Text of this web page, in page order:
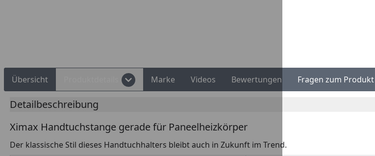
Übersicht Marke Videos Bewertungen Fragen zum Produkt
Detailbeschreibung
Ximax Handtuchstange gerade für Paneelheizkörper
Der klassische Stil dieses Handtuchhalters bleibt auch in Zukunft im Trend.